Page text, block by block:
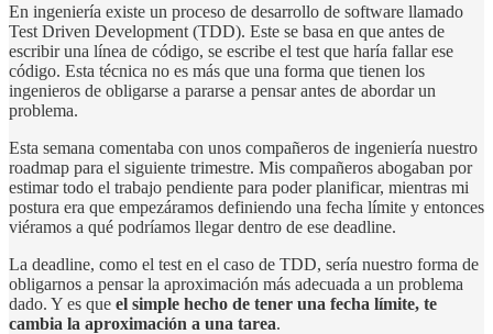
En ingeniería existe un proceso de desarrollo de software llamado
Test Driven Development (TDD). Este se basa en que antes de
escribir una línea de código, se escribe el test que haría fallar ese
código. Esta técnica no es más que una forma que tienen los
ingenieros de obligarse a pararse a pensar antes de abordar un
problema.
Esta semana comentaba con unos compañeros de ingeniería nuestro
roadmap para el siguiente trimestre. Mis compañeros abogaban por
estimar todo el trabajo pendiente para poder planificar, mientras mi
postura era que empezáramos definiendo una fecha límite y entonces
viéramos a qué podríamos llegar dentro de ese deadline.
La deadline, como el test en el caso de TDD, sería nuestro forma de
obligarnos a pensar la aproximación más adecuada a un problema
dado. Y es que el simple hecho de tener una fecha límite, te
cambia la aproximación a una tarea.